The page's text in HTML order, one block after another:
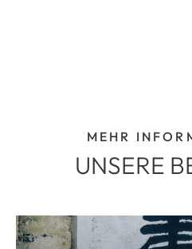
MEHR
UNSERE